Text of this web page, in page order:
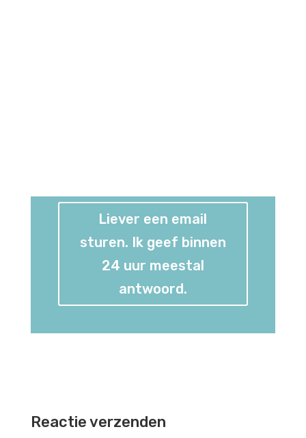
Liever een email
sturen. Ik geef binnen
24 uur meestal
antwoord.
Reactie verzenden